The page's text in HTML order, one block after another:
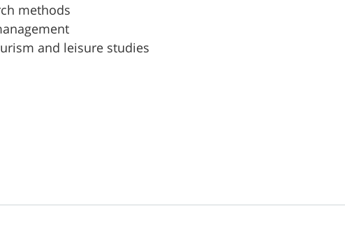
methods
and leisure studies